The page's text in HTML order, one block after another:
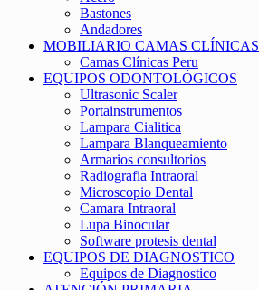
Bastones
Andadores
MOBILIARIO CAMAS CLÍNICAS
Camas Clínicas Peru
EQUIPOS ODONTOLÓGICOS
Ultrasonic Scaler
Portainstrumentos
Lampara Cialitica
Lampara Blanqueamiento
Armarios consultorios
Radiografia Intraoral
Microscopio Dental
Camara Intraoral
Lupa Binocular
Software protesis dental
EQUIPOS DE DIAGNOSTICO
Equipos de Diagnostico